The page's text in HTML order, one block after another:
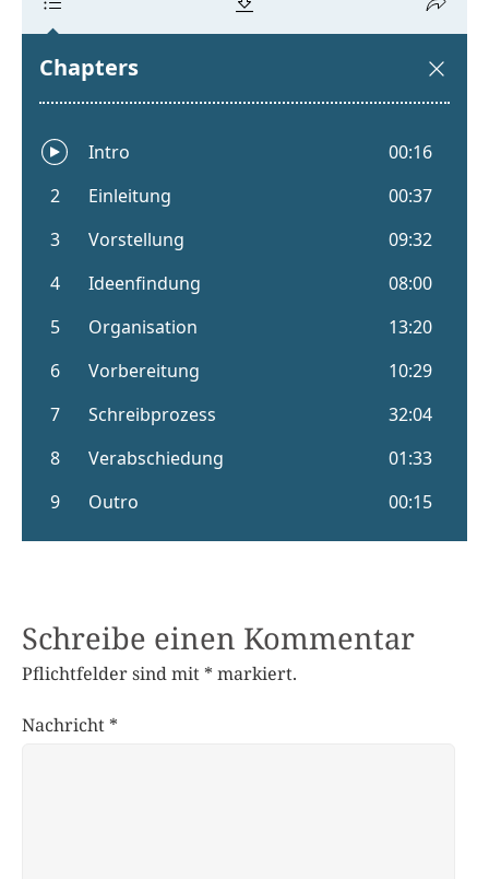
Schreibe einen Kommentar
Pflichtfelder sind mit * markiert.
Nachricht *